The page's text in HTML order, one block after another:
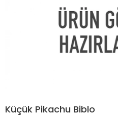
Küçük Pikachu Biblo